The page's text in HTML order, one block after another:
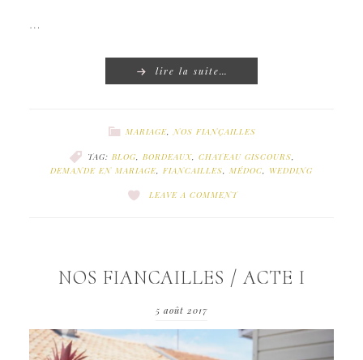
…
lire la suite…
MARIAGE,NOS FIANÇAILLES
TAG: BLOG, BORDEAUX, CHATEAU GISCOURS,
DEMANDE EN MARIAGE, FIANCAILLES, MÉDOC, WEDDING
LEAVE A COMMENT
NOS FIANCAILLES / ACTE I
5 août 2017